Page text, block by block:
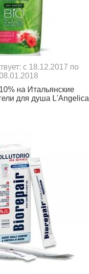
с 18.12.2017 по
на Итальянские
для душа L'Angelica